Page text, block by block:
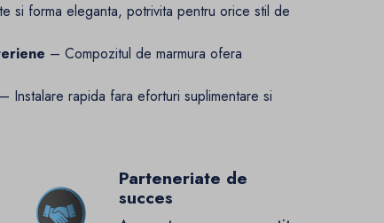
si forma eleganta, potrivita pentru orice stil de
– Compozitul de marmura ofera
– Instalare rapida fara eforturi suplimentare si
Parteneriate de
succes